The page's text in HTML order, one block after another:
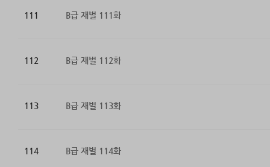
111 B급 재벌 111화
112 B급 재벌 112화
113 B급 재벌 113화
114 B급 재벌 114화